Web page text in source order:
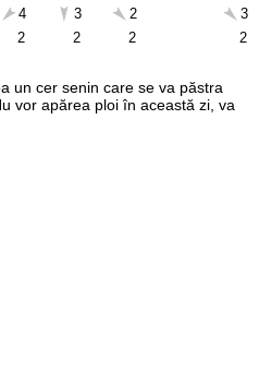
4
2
3
2
2
2
3
2
un cer senin care se va păstra
vor apărea ploi în această zi, va